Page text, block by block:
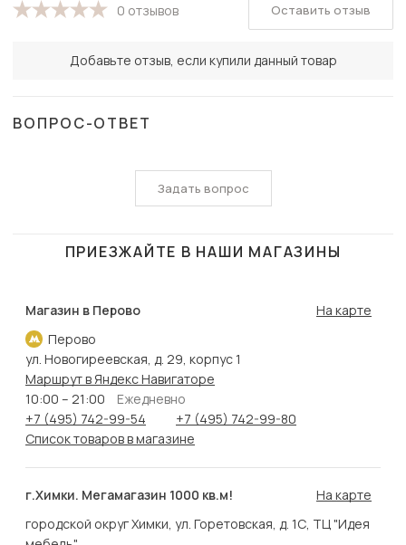
0 отзывов
Добавьте отзыв, если купили данный товар
Оставить отзыв
ВОПРОС-ОТВЕТ
Задать вопрос
ПРИЕЗЖАЙТЕ В НАШИ МАГАЗИНЫ
Магазин в Перово
Перово
На карте
ул. Новогиреевская, д. 29, корпус 1
Маршрут в Яндекс Навигаторе
10:00 – 21:00
Ежедневно
+7 (495) 742-99-54
+7 (495) 742-99-80
Список товаров в магазине
г.Химки. Мегамагазин 1000 кв.м!
На карте
городской округ Химки, ул. Горетовская, д. 1С, ТЦ "Идея